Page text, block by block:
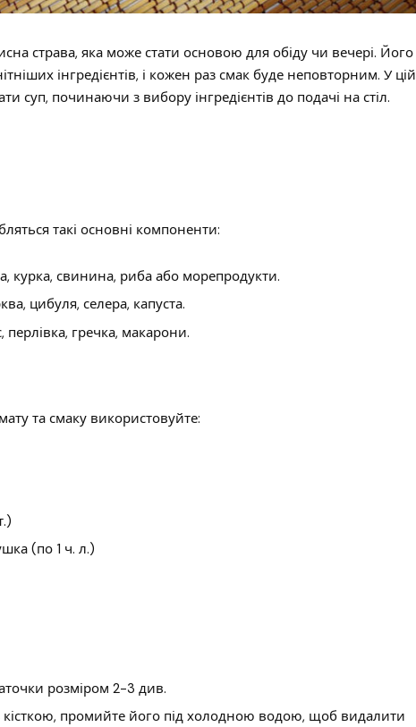
страва, яка може стати основою для обіду чи вечері. Його
інгредієнтів, і кожен раз смак буде неповторним. У цій
суп, починаючи з вибору інгредієнтів до подачі на стіл.
такі основні компоненти:
курка, свинина, риба або морепродукти.
цибуля, селера, капуста.
гречка, макарони.
та смаку використовуйте:
(по 1 ч. л.)
розміром 2-3 див.
кісткою, промийте його під холодною водою, щоб видалити